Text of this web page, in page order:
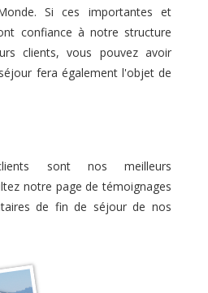
Si ces importantes et
confiance à notre structure
clients, vous pouvez avoir
fera également l'objet de
sont nos meilleurs
notre page de témoignages
de fin de séjour de nos